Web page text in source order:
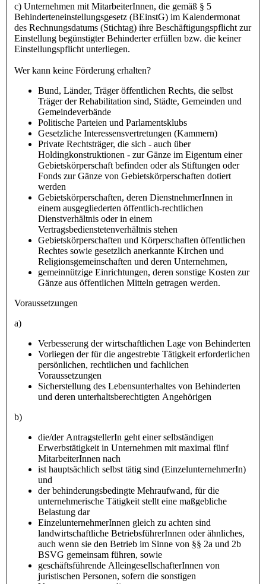
c) Unternehmen mit MitarbeiterInnen, die gemäß § 5
Behinderteneinstellungsgesetz (BEinstG) im Kalendermonat
des Rechnungsdatums (Stichtag) ihre Beschäftigungspflicht zur
Einstellung begünstigter Behinderter erfüllen bzw. die keiner
Einstellungspflicht unterliegen.
Wer kann keine Förderung erhalten?
Bund, Länder, Träger öffentlichen Rechts, die selbst
Träger der Rehabilitation sind, Städte, Gemeinden und
Gemeindeverbände
Politische Parteien und Parlamentsklubs
Gesetzliche Interessensvertretungen (Kammern)
Private Rechtsträger, die sich - auch über
Holdingkonstruktionen - zur Gänze im Eigentum einer
Gebietskörperschaft befinden oder als Stiftungen oder
Fonds zur Gänze von Gebietskörperschaften dotiert
werden
Gebietskörperschaften, deren DienstnehmerInnen in
einem ausgegliederten öffentlich-rechtlichen
Dienstverhältnis oder in einem
Vertragsbedienstetenverhältnis stehen
Gebietskörperschaften und Körperschaften öffentlichen
Rechtes sowie gesetzlich anerkannte Kirchen und
Religionsgemeinschaften und deren Unternehmen,
gemeinnützige Einrichtungen, deren sonstige Kosten zur
Gänze aus öffentlichen Mitteln getragen werden.
Voraussetzungen
a)
Verbesserung der wirtschaftlichen Lage von Behinderten
Vorliegen der für die angestrebte Tätigkeit erforderlichen
persönlichen, rechtlichen und fachlichen
Voraussetzungen
Sicherstellung des Lebensunterhaltes von Behinderten
und deren unterhaltsberechtigten Angehörigen
b)
die/der AntragstellerIn geht einer selbständigen
Erwerbstätigkeit in Unternehmen mit maximal fünf
MitarbeiterInnen nach
ist hauptsächlich selbst tätig sind (EinzelunternehmerIn)
und
der behinderungsbedingte Mehraufwand, für die
unternehmerische Tätigkeit stellt eine maßgebliche
Belastung dar
EinzelunternehmerInnen gleich zu achten sind
landwirtschaftliche BetriebsführerInnen oder ähnliches,
auch wenn sie den Betrieb im Sinne von §§ 2a und 2b
BSVG gemeinsam führen, sowie
geschäftsführende AlleingesellschafterInnen von
juristischen Personen, sofern die sonstigen